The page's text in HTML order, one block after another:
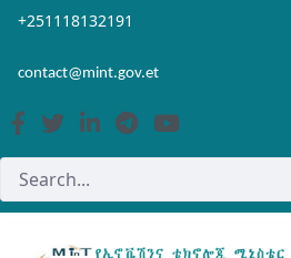
Skip to Main Content
Open Accessibility Menu
+251118132191
contact@mint.gov.et